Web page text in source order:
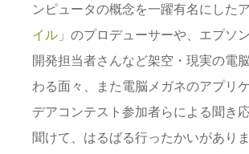
ンピュータの概念を一躍有名にした
イル 」のプロデューサーや、エプソン
開発担当者さんなど架空・現実の電
わる面々、また電脳メガネのアプリ
デアコンテスト参加者らによる聞き
聞けて、はるばる行ったかいがあり